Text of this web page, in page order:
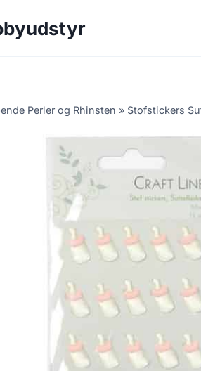
Perler og Rhinsten » Stofstickers